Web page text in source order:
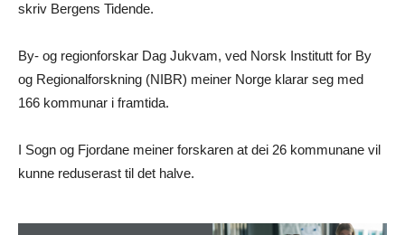
skriv Bergens Tidende.
By- og regionforskar Dag Jukvam, ved Norsk Institutt for By
og Regionalforskning (NIBR) meiner Norge klarar seg med
166 kommunar i framtida.
I Sogn og Fjordane meiner forskaren at dei 26 kommunane vil
kunne reduserast til det halve.